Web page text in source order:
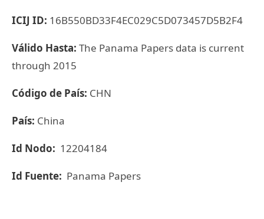
ICIJ ID: 16B550BD33F4EC029C5D073457D5B2F4
Válido Hasta: The Panama Papers data is current
through 2015
Código de País: CHN
País: China
Id Nodo: 12204184
Id Fuente: Panama Papers